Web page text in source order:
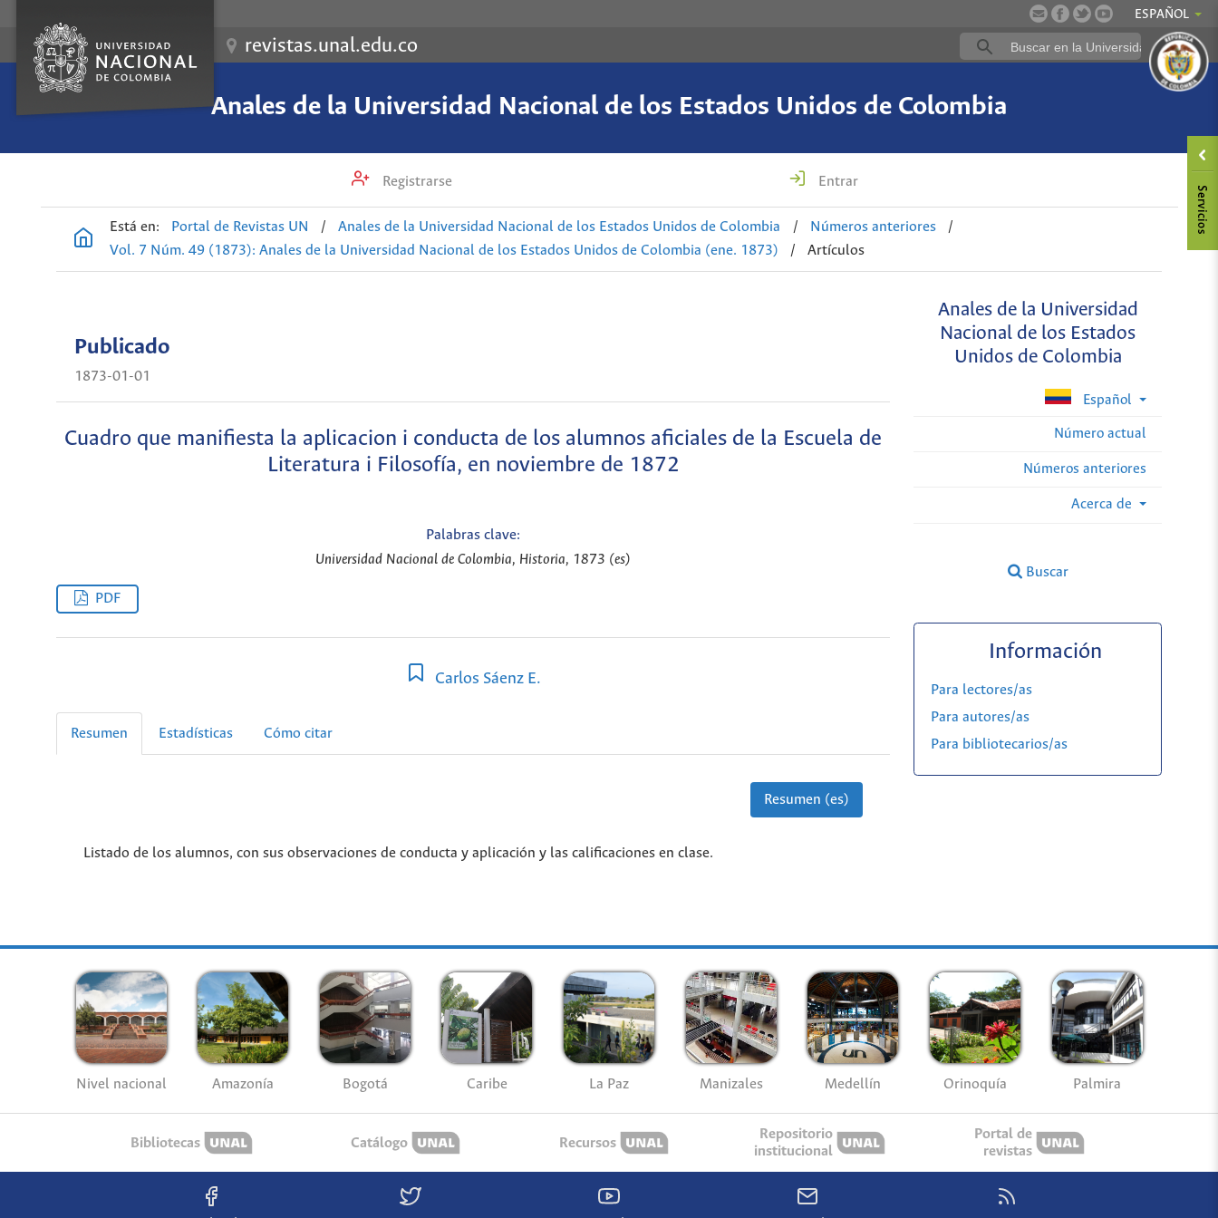
ESPAÑOL
revistas.unal.edu.co
Anales de la Universidad Nacional de los Estados Unidos de Colombia
Registrarse Entrar
Está en: Portal de Revistas UN / Anales de la Universidad Nacional de los Estados Unidos de Colombia / Números anteriores
/
Vol. 7 Núm. 49 (1873): Anales de la Universidad Nacional de los Estados Unidos de Colombia (ene. 1873)
/ Artículos
Anales de la Universidad
Nacional de los Estados
Unidos de Colombia
Español
Número actual
Números anteriores
Acerca de
Buscar
Publicado
1873-01-01
Cuadro que manifiesta la aplicacion i conducta de los alumnos aficiales de la Escuela de
Literatura i Filosofía, en noviembre de 1872
Palabras clave:
Universidad Nacional de Colombia, Historia, 1873 (es)
PDF
Carlos Sáenz E.
Resumen Estadísticas Cómo citar
Resumen (es)
Listado de los alumnos, con sus observaciones de conducta y aplicación y las calificaciones en clase.
Información
Para lectores/as
Para autores/as
Para bibliotecarios/as
Nivel nacional Amazonía Bogotá Caribe La Paz Manizales Medellín Orinoquía Palmira
Bibliotecas Catálogo Recursos
Repositorio
institucional
Portal de
revistas